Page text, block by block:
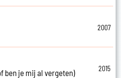
2007
ben je mij al vergeten)
2015